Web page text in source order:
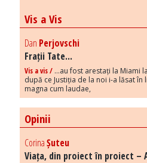
Vis a Vis
Dan Perjovschi
Frații Tate...
Vis a vis / ...au fost arestați la Miami
după ce Justiția de la noi i-a lăsat în
magna cum laudae,
Opinii
CorinaȘuteu
Viața, din proiect în proiect –